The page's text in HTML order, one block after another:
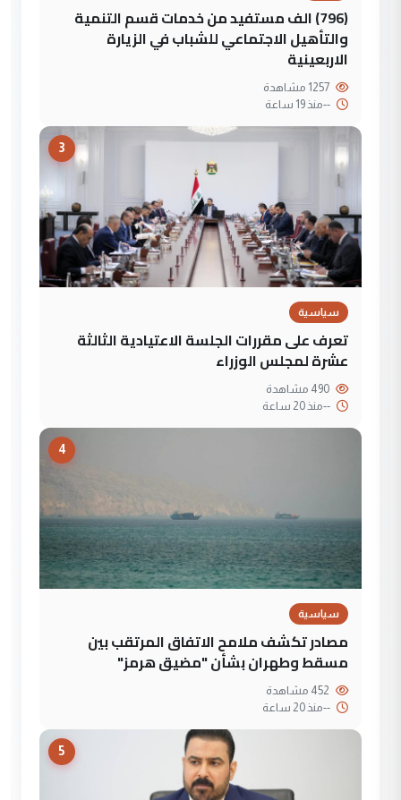
(796) الف مستفيد من خدمات قسم التنمية
والتأهيل الاجتماعي للشباب في الزيارة
الاربعينية
--منذ 19 ساعة
3
سياسية
تعرف على مقررات الجلسة الاعتيادية الثالثة
عشرة لمجلس الوزراء
--منذ 20 ساعة
4
سياسية
مصادر تكشف ملامح الاتفاق المرتقب بين
مسقط وطهران بشأن "مضيق هرمز"
--منذ 20 ساعة
5